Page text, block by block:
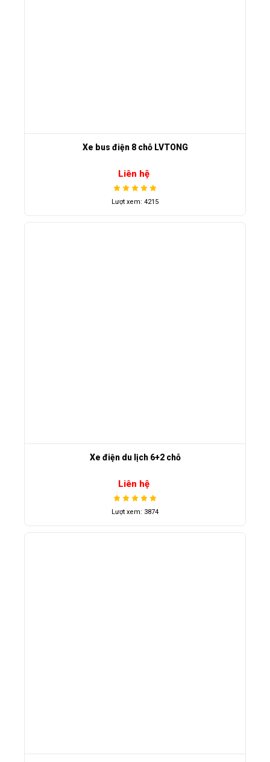
Xe bus điện 8 chỗ LVTONG
Liên hệ
Lượt xem: 4215
Xe điện du lịch 6+2 chỗ
Liên hệ
Lượt xem: 3874